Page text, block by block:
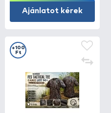
Ajánlatot kérek
+100
Ft